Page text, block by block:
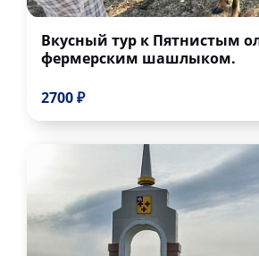
Вкусный тур к Пятнистым
фермерским шашлыком.
2700 ₽